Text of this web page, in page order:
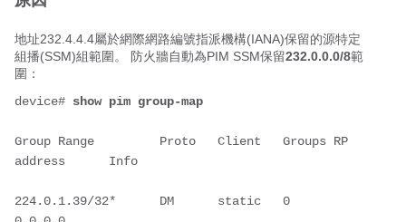
地址232.4.4.4屬於網際網路編號指派機構(IANA)保留的源特定
組播(SSM)組範圍。 防火牆自動為PIM SSM保留232.0.0.0/8範
圍：
device# show pim group-map
Group Range         Proto   Client   Groups RP
address      Info
224.0.1.39/32*      DM      static   0